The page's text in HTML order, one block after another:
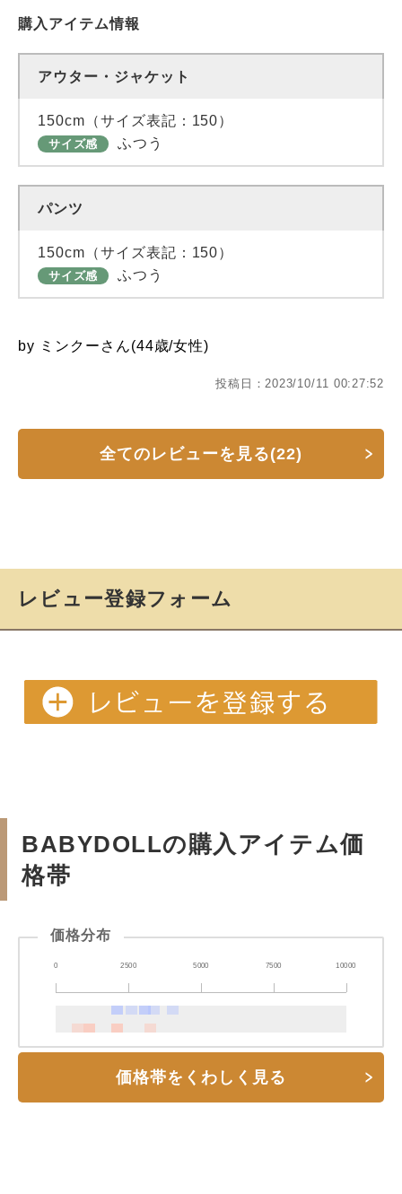
購入アイテム情報
アウター・ジャケット
150cm（サイズ表記：150）
サイズ感 ふつう
パンツ
150cm（サイズ表記：150）
サイズ感 ふつう
by ミンクーさん(44歳/女性)
投稿日：2023/10/11 00:27:52
全てのレビューを見る(22)
レビュー登録フォーム
BABYDOLLの購入アイテム価
格帯
価格分布
0 2500 5000 7500 10000
価格帯をくわしく見る